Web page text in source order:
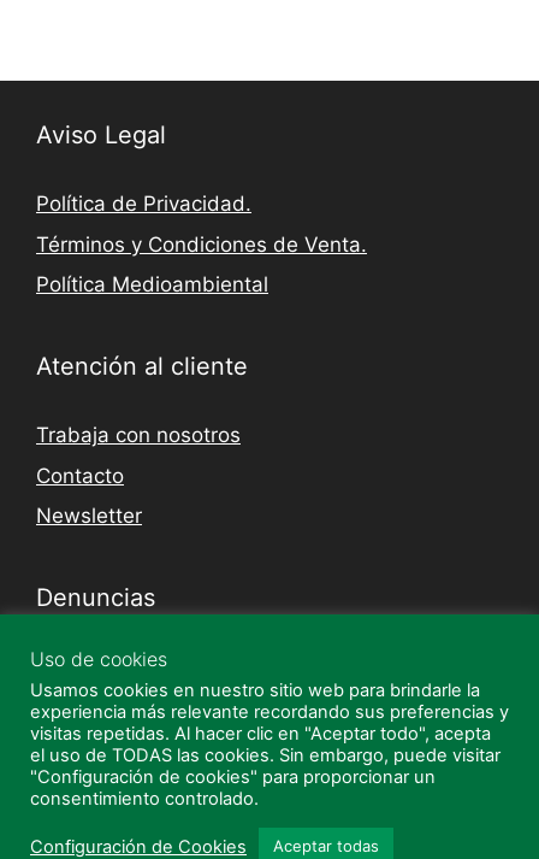
Aviso Legal
Política de Privacidad.
Términos y Condiciones de Venta.
Política Medioambiental
Atención al cliente
Trabaja con nosotros
Contacto
Newsletter
Denuncias
Canal Denuncias
Guía de uso canal de denuncias
Instagram
Facebook
© 2026 Quality Supermercados
• Creado con
Uso de cookies
Usamos cookies en nuestro sitio web para brindarle la
experiencia más relevante recordando sus preferencias y
visitas repetidas. Al hacer clic en "Aceptar todo", acepta
el uso de TODAS las cookies. Sin embargo, puede visitar
"Configuración de cookies" para proporcionar un
consentimiento controlado.
Configuración de Cookies Aceptar todas